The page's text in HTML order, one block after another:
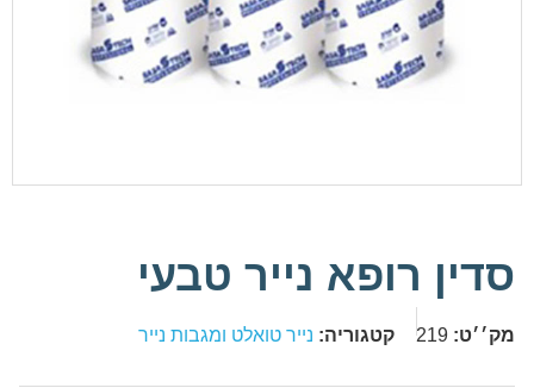
סדין רופא נייר טבעי
מק׳׳ט: 219 קטגוריה: נייר טואלט ומגבות נייר